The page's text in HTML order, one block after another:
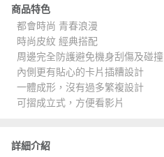
商品特色
都會時尚 青春浪漫
時尚皮紋 經典搭配
周邊完全防護避免機身刮傷及碰撞
內側更有貼心的卡片插糟設計
一體成形，沒有過多繁複設計
可摺成立式，方便看影片
詳細介紹